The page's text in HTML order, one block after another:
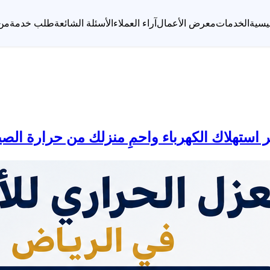
الخدماتمعرض الأعمالآراء العملاءالأسئلة الشائعةطلب خدمة
الكهرباء واحمِ منزلك من حرارة